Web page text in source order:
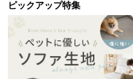
ピックアップ特集